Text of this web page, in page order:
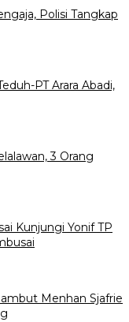
Polisi Tangkap
PT Arara Abadi,
3 Orang
Kunjungi Yonif TP
Menhan Sjafrie